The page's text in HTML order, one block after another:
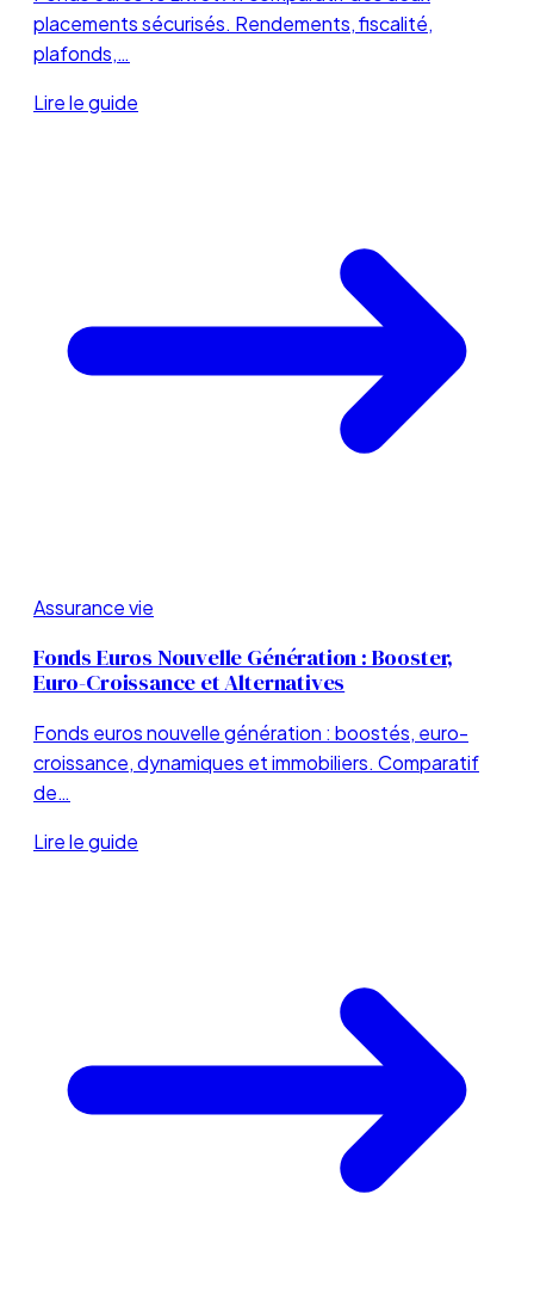
placements sécurisés. Rendements, fiscalité,
plafonds,…
Lire le guide
Assurance vie
Fonds Euros Nouvelle Génération : Booster,
Euro-Croissance et Alternatives
Fonds euros nouvelle génération : boostés, euro-
croissance, dynamiques et immobiliers. Comparatif
de…
Lire le guide